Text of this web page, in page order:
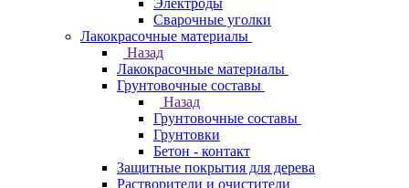
Электроды
Сварочные уголки
Лакокрасочные материалы
Назад
Лакокрасочные материалы
Грунтовочные составы
Назад
Грунтовочные составы
Грунтовки
Бетон - контакт
Защитные покрытия для дерева
Растворители и очистители